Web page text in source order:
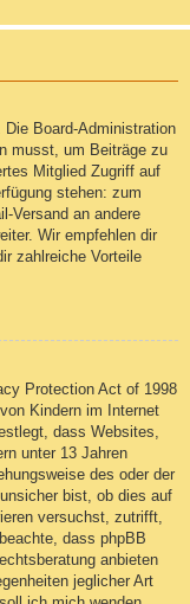
Board-Administration
musst, um Beiträge zu
Mitglied Zugriff auf
stehen: zum
Versand an andere
Wir empfehlen dir
zahlreiche Vorteile
Protection Act of 1998
Kindern im Internet
dass Websites,
unter 13 Jahren
des oder der
bist, ob dies auf
versuchst, zutrifft,
dass phpBB
anbieten
jeglicher Art